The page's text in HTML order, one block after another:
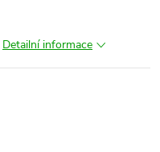
Detailní informace